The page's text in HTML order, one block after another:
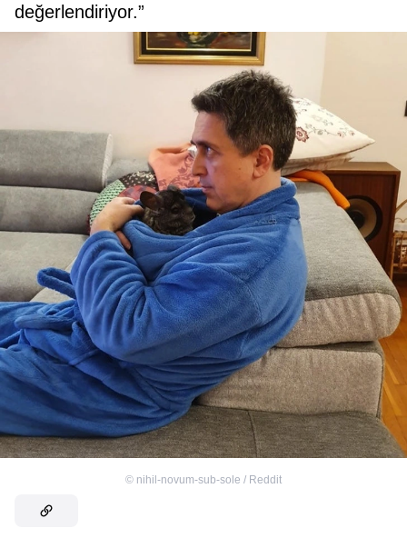
değerlendiriyor.”
© nihil-novum-sub-sole / Reddit